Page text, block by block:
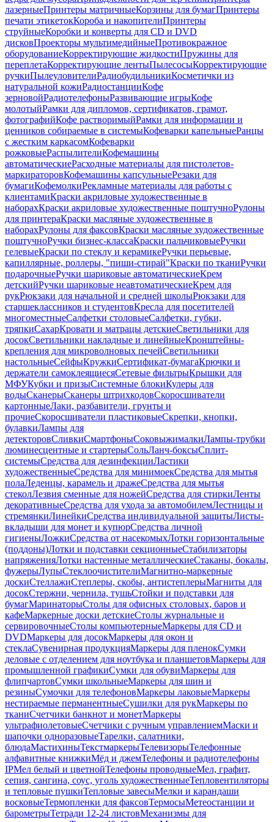
лазерныеПринтеры матричныеКорзины для бумагПринтеры
печати этикетокКороба и накопителиПринтеры
струйныеКоробки и конверты для CD и DVD
дисковПроекторы мультимедийныеПротивокражное
оборудованиеКорректирующие жидкостиПружины для
переплетаКорректирующие лентыПылесосыКорректирующие
ручкиПылеуловителиРадиобудильникиКосметички из
натуральной кожиРадиостанцииКофе
зерновойРадиотелефоныРазвивающие игрыКофе
молотыйРамки для дипломов, сертификатов, грамот,
фотографийКофе растворимыйРамки для информации и
ценников собираемые в системыКофеварки капельныеРанцы
с жестким каркасомКофеварки
рожковыеРаспылителиКофемашины
автоматическиеРасходные материалы для пистолетов-
маркираторовКофемашины капсульныеРезаки для
бумагиКофемолкиРекламные материалы для работы с
клиентамиКраски акриловые художественные в
наборахКраски акриловые художественные поштучноРулоны
для принтераКраски масляные художественные в
наборахРулоны для факсовКраски масляные художественные
поштучноРучки бизнес-классаКраски пальчиковыеРучки
гелевыеКраски по стеклу и керамикеРучки перьевые,
капиллярные, роллеры, "пиши-стирай"Краски по тканиРучки
подарочныеРучки шариковые автоматическиеКрем
детскийРучки шариковые неавтоматическиеКрем для
рукРюкзаки для начальной и средней школыРюкзаки для
старшеклассников и студентовКресла для посетителей
многоместныеСалфетки столовыеСалфетки, губки,
тряпкиСахарКровати и матрацы детскиеСветильники для
досокСветильники накладные и линейныеКронштейны-
крепления для микроволновых печейСветильники
настольныеСейфыКружкиСертификат-бумагаКрючки и
держатели самоклеящиесяСетевые фильтрыКрышки для
МФУКубки и призыСистемные блокиКулеры для
водыСканерыСканеры штрихкодовСкоросшиватели
картонныеЛаки, разбавители, грунты и
прочиеСкоросшиватели пластиковыеСкрепки, кнопки,
булавкиЛампы для
детекторовСливкиСмартфоныСоковыжималкиЛампы-трубки
люминесцентные и стартерыСольЛанч-боксыСплит-
системыСредства для дезинфекцииЛастики
художественныеСредства для минимоекСредства для мытья
полаЛеденцы, карамель и дражеСредства для мытья
стеколЛезвия сменные для ножейСредства для стиркиЛенты
декоративныеСредства для ухода за автомобилемЛестницы и
стремянкиЛинейкиСредства индивидуальной защитыЛисты-
вкладыши для монет и купюрСредства личной
гигиеныЛожкиСредства от насекомыхЛотки горизонтальные
(поддоны)Лотки и подставки секционныеСтабилизаторы
напряженияЛотки настенные металлическиеСтаканы, бокалы,
фужерыЛупыСтеклоочистителиМагнитно-маркерные
доскиСтеллажиСтеплеры, скобы, антистеплерыМагниты для
досокСтержни, чернила, тушьСтойки и подставки для
бумагМаринаторыСтолы для офисных столовых, баров и
кафеМаркерные доски детскиеСтолы журнальные и
сервировочныеСтолы компьютерныеМаркеры для CD и
DVDМаркеры для досокМаркеры для окон и
стеклаСувенирная продукцияМаркеры для пленокСумки
деловые с отделением для ноутбука и планшетовМаркеры для
промышленной графикиСумки для обувиМаркеры для
флипчартовСумки школьныеМаркеры для шин и
резиныСумочки для телефоновМаркеры лаковыеМаркеры
нестираемые перманентныеСушилки для рукМаркеры по
тканиСчетчики банкнот и монетМаркеры
ультрафиолетовыеСчетчики с ручным управлениемМаски и
шапочки одноразовыеТарелки, салатники,
блюдаМастихиныТекстмаркерыТелевизорыТелефонные
алфавитные книжкиМёд и джемТелефоны и радиотелефоны
IPМел белый и цветнойТелефоны проводныеМел, графит,
сепия, сангина, соус, уголь художественныеТепловентиляторы
и тепловые пушкиТепловые завесыМелки и карандаши
восковыеТермопленки для факсовТермосыМетеостанции и
барометрыТетради 12-24 листовМеханизмы для